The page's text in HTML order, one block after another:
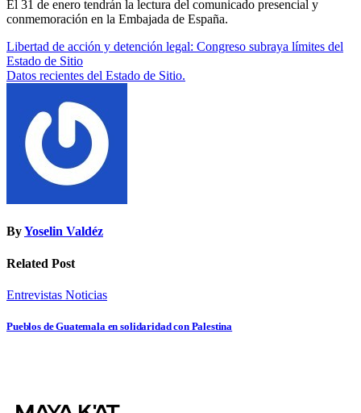
El 31 de enero tendrán la lectura del comunicado presencial y
conmemoración en la Embajada de España.
Navegación
de
Libertad de acción y detención legal: Congreso subraya límites del
Estado de Sitio
Datos recientes del Estado de Sitio.
ByYoselin Valdéz
Related Post
Entrevistas Noticias
Pueblos de Guatemala en solidaridad con Palestina